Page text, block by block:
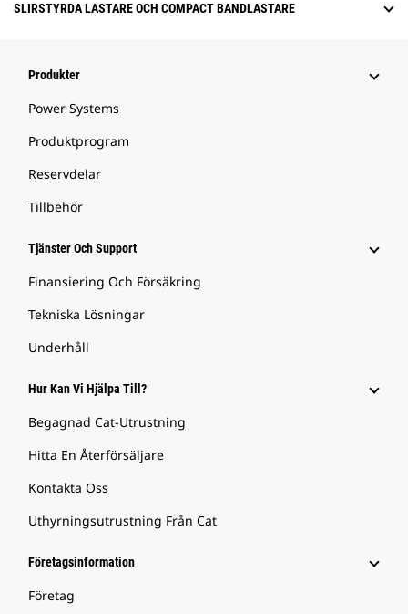
SLIRSTYRDA LASTARE OCH COMPACT BANDLASTARE
Produkter
Power Systems
Produktprogram
Reservdelar
Tillbehör
Tjänster Och Support
Finansiering Och Försäkring
Tekniska Lösningar
Underhåll
Hur Kan Vi Hjälpa Till?
Begagnad Cat-Utrustning
Hitta En Återförsäljare
Kontakta Oss
Uthyrningsutrustning Från Cat
Företagsinformation
Företag